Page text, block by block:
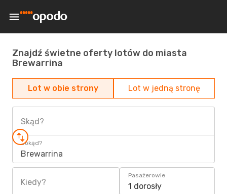
Znajdź świetne oferty lotów do miasta
Brewarrina
Lot w obie strony Lot w jedną stronę
Skąd?
Dokąd?
Brewarrina
Kiedy?
Pasażerowie
1 dorosły